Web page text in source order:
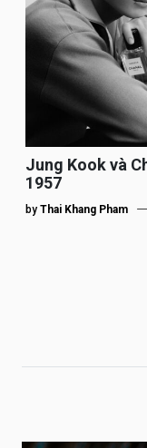
Jung Kook và
1957
by Thai Khang Pham